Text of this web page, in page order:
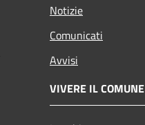
Notizie
Comunicati
Avvisi
VIVERE IL COMUNE